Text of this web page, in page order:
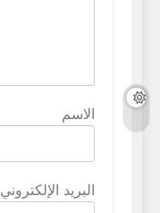
الاسم
البريد الإلكتروني